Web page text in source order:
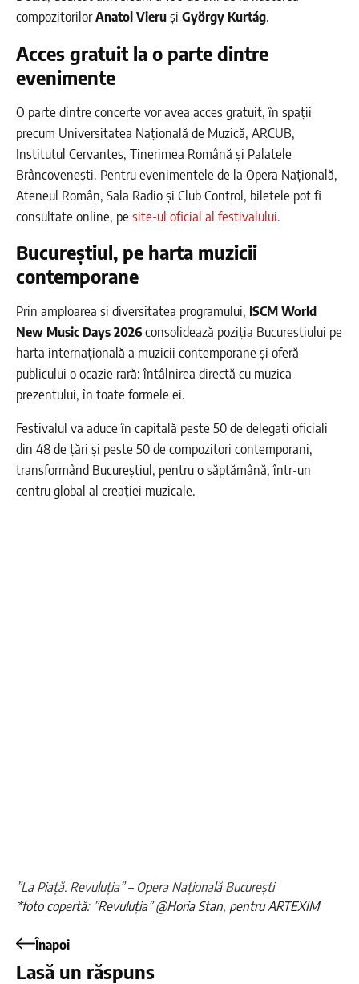
compozitorilorAnatol Vieruși György Kurtág.
Acces gratuit la o parte dintre
evenimente
O parte dintre concerte vor avea acces gratuit, în spații
precum Universitatea Națională de Muzică, ARCUB,
Institutul Cervantes, Tinerimea Română și Palatele
Brâncovenești. Pentru evenimentele de la Opera Națională,
Ateneul Român, Sala Radio și Club Control, biletele pot fi
consultate online, pesite-ul oficial al festivalului.
Bucureștiul, pe harta muzicii
contemporane
Prin amploarea și diversitatea programului, ISCM World
New Music Days 2026consolidează poziția Bucureștiului pe
harta internațională a muzicii contemporane și oferă
publicului o ocazie rară: întâlnirea directă cu muzica
prezentului, în toate formele ei.
Festivalul va aduce în capitală peste 50 de delegați oficiali
din 48 de țări și peste 50 de compozitori contemporani,
transformând Bucureștiul, pentru o săptămână, într-un
centru global al creației muzicale.
”La Piață. Revuluția” – Opera Națională București
*foto copertă: ”Revuluția” @Horia Stan, pentru ARTEXIM
Înapoi
Lasă un răspuns